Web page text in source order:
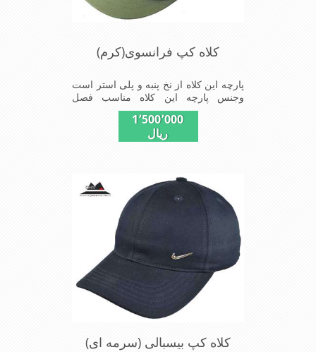
کلاه کپ فرانسوی(کرم)
پارچه این کلاه از نخ پنبه و پلی استر است
وجنس پارچه این کلاه مناسب فصل
تابستان است شیک و مد روز سبک و
راحت بسیار خوش فرم و خوش دوخت
1٬500٬000
ریال
کلاه کپ بیسبالی (سرمه ای)